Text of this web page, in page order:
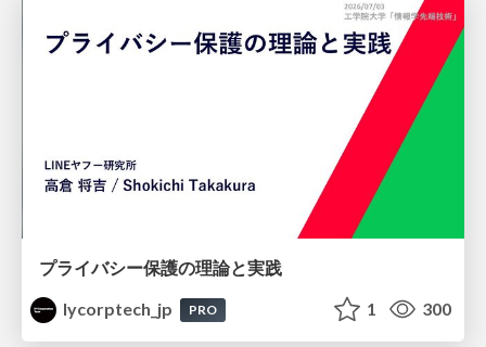
プライバシー保護の理論と実践
lycorptech_jp
PRO 1 300